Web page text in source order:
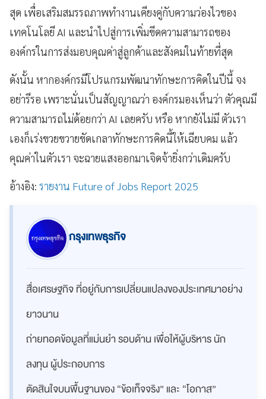
สุด เพื่อเสริมสมรรถภาพทำงานเคียงคู่กับความว่องไวของ
เทคโนโลยี AI และนำไปสู่การเพิ่มขีดความสามารถของ
องค์กรในการส่งมอบคุณค่าสู่ลูกค้าและสังคมในท้ายที่สุด
ดังนั้น หากองค์กรมีโปรแกรมพัฒนาทักษะการคิดในปีนี้ จง
อย่ารีรอ เพราะนั่นเป็นสัญญาณว่า องค์กรมองเห็นว่า ตัวคุณมี
ความสามารถไม่ด้อยกว่า AI เลยครับ หรือ หากยังไม่มี ตัวเรา
เองก็เร่งขวยขวายขัดเกลาทักษะการคิดนี้ให้เฉียบคม แล้ว
คุณค่าในตัวเรา จะฉายแสงออกมาเจิดจ้ายิ่งกว่าเดิมครับ
อ้างอิง: รายงาน Future of Jobs Report 2025
กรุงเทพธุรกิจ
สื่อเศรษฐกิจ ที่อยู่กับการเปลี่ยนแปลงของประเทศมาอย่าง
ยาวนาน
ถ่ายทอดข้อมูลที่แม่นยำ รอบด้าน เพื่อให้ผู้บริหาร นัก
ลงทุน ผู้ประกอบการ
ตัดสินใจบนพื้นฐานของ “ข้อเท็จจริง” และ “โอกาส”